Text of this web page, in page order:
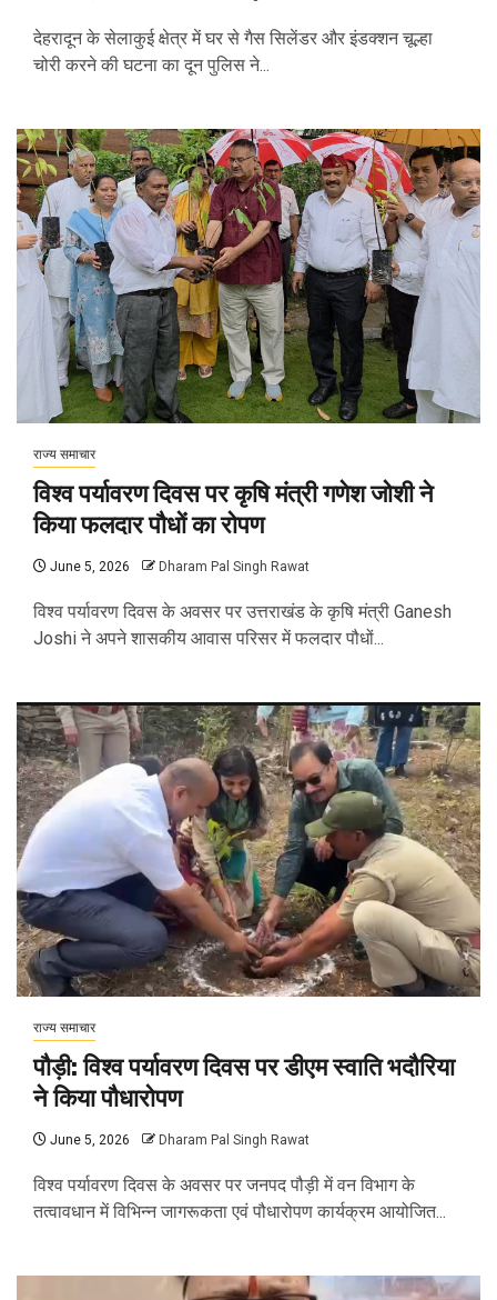
देहरादून के सेलाकुई क्षेत्र में घर से गैस सिलेंडर और इंडक्शन चूल्हा
चोरी करने की घटना का दून पुलिस ने...
राज्य समाचार
विश्व पर्यावरण दिवस पर कृषि मंत्री गणेश जोशी ने
किया फलदार पौधों का रोपण
June 5, 2026 Dharam Pal Singh Rawat
विश्व पर्यावरण दिवस के अवसर पर उत्तराखंड के कृषि मंत्री Ganesh
Joshi ने अपने शासकीय आवास परिसर में फलदार पौधों...
राज्य समाचार
पौड़ी: विश्व पर्यावरण दिवस पर डीएम स्वाति भदौरिया
ने किया पौधारोपण
June 5, 2026 Dharam Pal Singh Rawat
विश्व पर्यावरण दिवस के अवसर पर जनपद पौड़ी में वन विभाग के
तत्वावधान में विभिन्न जागरूकता एवं पौधारोपण कार्यक्रम आयोजित...